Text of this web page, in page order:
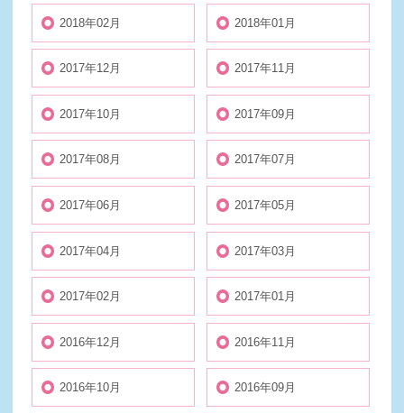
2018年02月 2018年01月
2017年12月 2017年11月
2017年10月 2017年09月
2017年08月 2017年07月
2017年06月 2017年05月
2017年04月 2017年03月
2017年02月 2017年01月
2016年12月 2016年11月
2016年10月 2016年09月